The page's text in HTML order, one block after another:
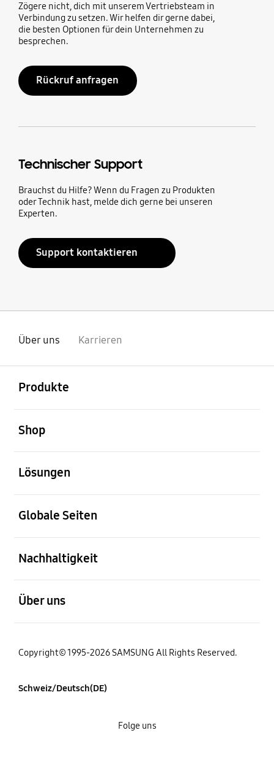
Zögere nicht, dich mit unserem Vertriebsteam in
Verbindung zu setzen. Wir helfen dir gerne dabei,
die besten Optionen für dein Unternehmen zu
besprechen.
Rückruf anfragen
Technischer Support
Brauchst du Hilfe? Wenn du Fragen zu Produkten
oder Technik hast, melde dich gerne bei unseren
Experten.
Support kontaktieren
Über uns Karrieren
Produkte
Shop
Lösungen
Globale Seiten
Nachhaltigkeit
Über uns
Copyright© 1995-2026 SAMSUNG All Rights Reserved.
Schweiz/Deutsch(DE)
Folge uns